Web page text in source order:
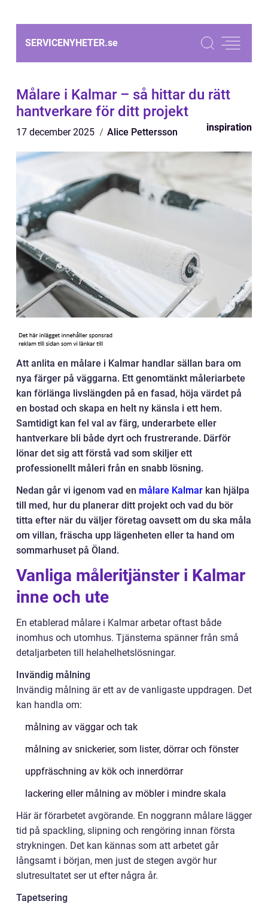
SERVICENYHETER.se
Målare i Kalmar – så hittar du rätt
hantverkare för ditt projekt
17 december 2025 Alice Pettersson inspiration
Att anlita en målare i Kalmar handlar sällan bara om
nya färger på väggarna. Ett genomtänkt måleriarbete
kan förlänga livslängden på en fasad, höja värdet på
en bostad och skapa en helt ny känsla i ett hem.
Samtidigt kan fel val av färg, underarbete eller
hantverkare bli både dyrt och frustrerande. Därför
lönar det sig att förstå vad som skiljer ett
professionellt måleri från en snabb lösning.
Nedan går vi igenom vad en målare Kalmar kan hjälpa
till med, hur du planerar ditt projekt och vad du bör
titta efter när du väljer företag oavsett om du ska måla
om villan, fräscha upp lägenheten eller ta hand om
sommarhuset på Öland.
Vanliga måleritjänster i Kalmar
inne och ute
En etablerad målare i Kalmar arbetar oftast både
inomhus och utomhus. Tjänsterna spänner från små
detaljarbeten till helahelhetslösningar.
Invändig målning
Invändig målning är ett av de vanligaste uppdragen. Det
kan handla om:
målning av väggar och tak
målning av snickerier, som lister, dörrar och fönster
uppfräschning av kök och innerdörrar
lackering eller målning av möbler i mindre skala
Här är förarbetet avgörande. En noggrann målare lägger
tid på spackling, slipning och rengöring innan första
strykningen. Det kan kännas som att arbetet går
långsamt i början, men just de stegen avgör hur
slutresultatet ser ut efter några år.
Tapetsering